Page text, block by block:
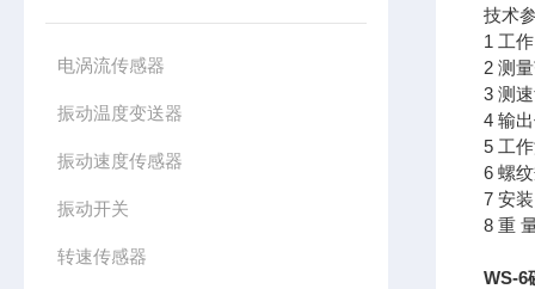
电涡流传感器
振动温度变送器
振动速度传感器
振动开关
转速传感器
技术
1 工
2 测
3 测
4 输
5 工
6 螺
7 安
8 重
WS-6